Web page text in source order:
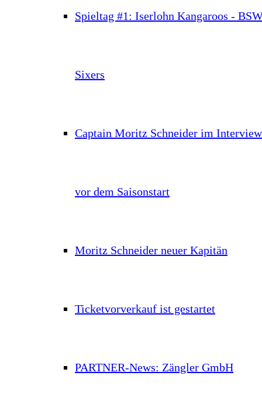
Spieltag #1: Iserlohn Kangaroos -
Sixers
Captain Moritz Schneider im Interview
vor dem Saisonstart
Moritz Schneider neuer Kapitän
Ticketvorverkauf ist gestartet
PARTNER-News: Zängler GmbH